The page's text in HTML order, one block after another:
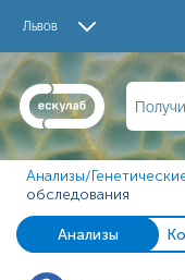
Львов
Анализы/
обследования
Анализы